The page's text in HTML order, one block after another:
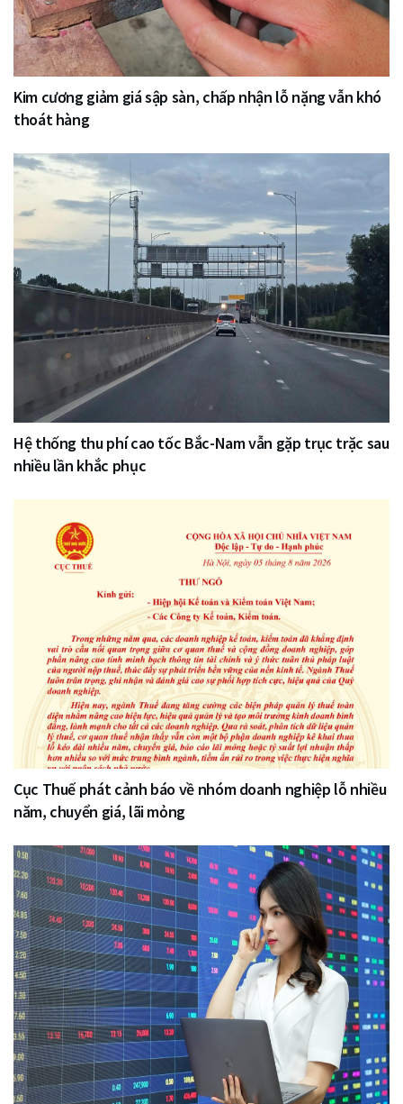
Kim cương giảm giá sập sàn, chấp nhận lỗ nặng vẫn khó
thoát hàng
Hệ thống thu phí cao tốc Bắc-Nam vẫn gặp trục trặc sau
nhiều lần khắc phục
Cục Thuế phát cảnh báo về nhóm doanh nghiệp lỗ nhiều
năm, chuyển giá, lãi mỏng